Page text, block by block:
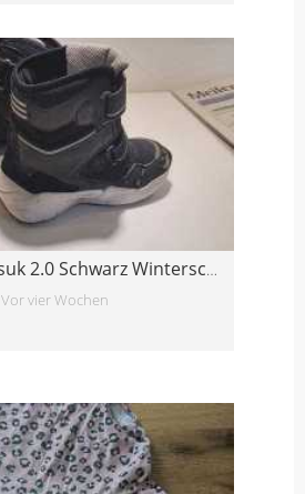
Superfit Culusuk 2.0 Schwarz Winterschuhe, Gr.28 m
Vor vier Wochen